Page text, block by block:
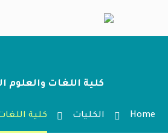
كلية اللغات والعلوم
Home الكليات كلية